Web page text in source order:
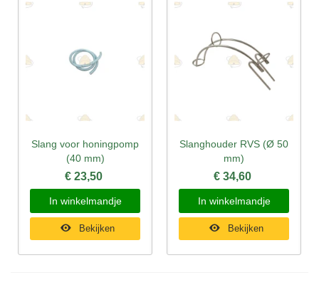
Slang voor honingpomp
(40 mm)
€ 23,50
In winkelmandje
Bekijken
Slanghouder RVS (Ø 50
mm)
€ 34,60
In winkelmandje
Bekijken